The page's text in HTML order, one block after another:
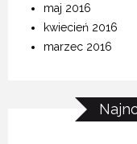
maj 2016
kwiecień 2016
marzec 2016